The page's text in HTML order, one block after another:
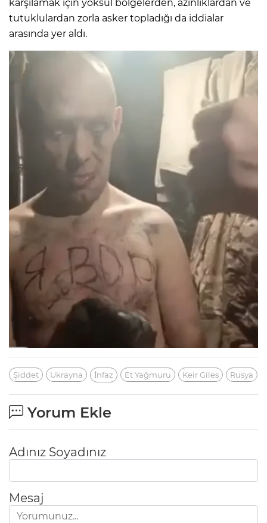
karşılamak için yoksul bölgelerden, azınlıklardan ve
tutuklulardan zorla asker topladığı da iddialar
arasında yer aldı.
Şiddet Ukrayna İnfaz Et Yağmuru Keir Giles Rusya
Yorum Ekle
Adınız Soyadınız
Mesaj